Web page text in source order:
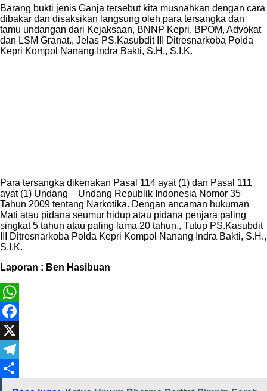
Barang bukti jenis Ganja tersebut kita musnahkan dengan cara
dibakar dan disaksikan langsung oleh para tersangka dan
tamu undangan dari Kejaksaan, BNNP Kepri, BPOM, Advokat
dan LSM Granat., Jelas PS.Kasubdit III Ditresnarkoba Polda
Kepri Kompol Nanang Indra Bakti, S.H., S.I.K.
Para tersangka dikenakan Pasal 114 ayat (1) dan Pasal 111
ayat (1) Undang – Undang Republik Indonesia Nomor 35
Tahun 2009 tentang Narkotika. Dengan ancaman hukuman
Mati atau pidana seumur hidup atau pidana penjara paling
singkat 5 tahun atau paling lama 20 tahun., Tutup PS.Kasubdit
III Ditresnarkoba Polda Kepri Kompol Nanang Indra Bakti, S.H.,
S.I.K.
Laporan : Ben Hasibuan
WhatsApp
Facebook
X
Telegram
Share